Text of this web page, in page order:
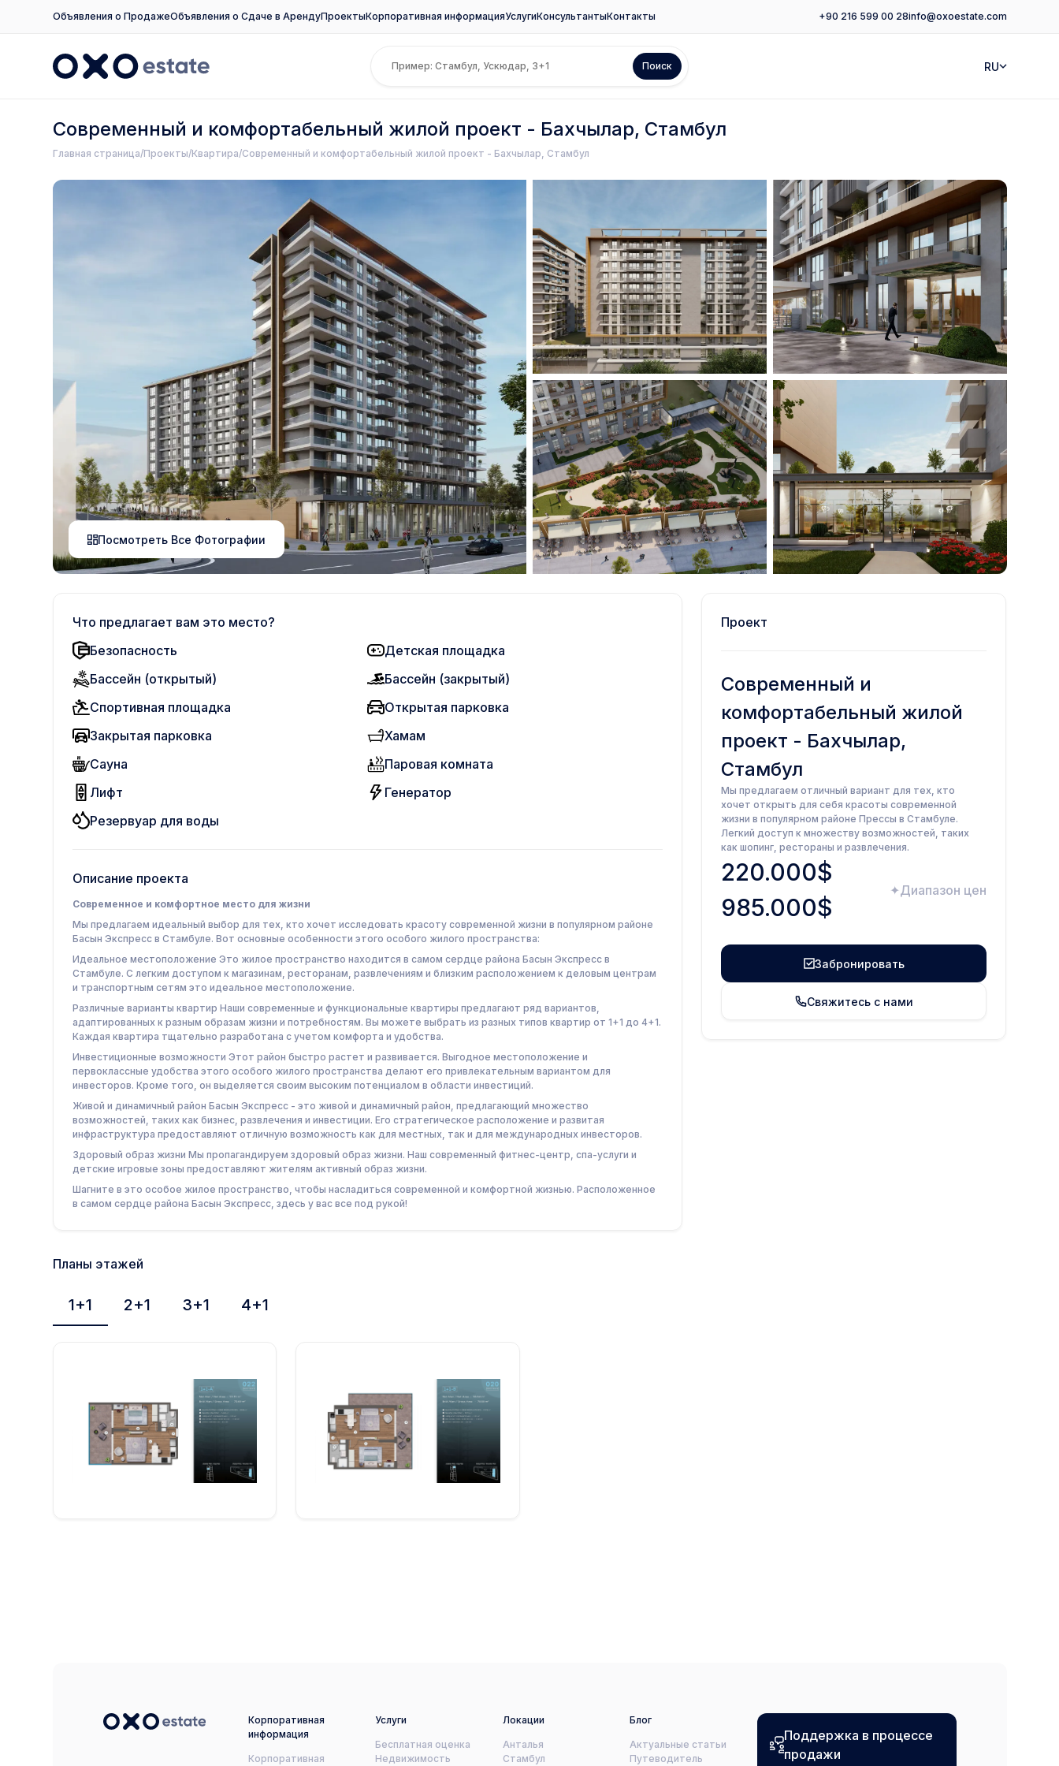
Объявления о ПродажеОбъявления о Сдаче в АрендуПроектыКорпоративная информацияУслугиКонсультантыКонтакты +90 216 599 00 28info@oxoestate.com
Поиск RU
Современный и комфортабельный жилой проект - Бахчылар, Стамбул
Главная страница Проекты Квартира Современный и комфортабельный жилой проект - Бахчылар, Стамбул
Посмотреть Все Фотографии
Что предлагает вам это место?
Безопасность
Детская площадка
Бассейн (открытый)
Бассейн (закрытый)
Спортивная площадка
Открытая парковка
Закрытая парковка
Хамам
Сауна
Паровая комната
Лифт
Генератор
Резервуар для воды
Описание проекта
Современное и комфортное место для жизни
Мы предлагаем идеальный выбор для тех, кто хочет исследовать красоту современной жизни в популярном районе
Басын Экспресс в Стамбуле. Вот основные особенности этого особого жилого пространства:
Идеальное местоположение Это жилое пространство находится в самом сердце района Басын Экспресс в
Стамбуле. С легким доступом к магазинам, ресторанам, развлечениям и близким расположением к деловым центрам
и транспортным сетям это идеальное местоположение.
Различные варианты квартир Наши современные и функциональные квартиры предлагают ряд вариантов,
адаптированных к разным образам жизни и потребностям. Вы можете выбрать из разных типов квартир от 1+1 до 4+1.
Каждая квартира тщательно разработана с учетом комфорта и удобства.
Инвестиционные возможности Этот район быстро растет и развивается. Выгодное местоположение и
первоклассные удобства этого особого жилого пространства делают его привлекательным вариантом для
инвесторов. Кроме того, он выделяется своим высоким потенциалом в области инвестиций.
Живой и динамичный район Басын Экспресс - это живой и динамичный район, предлагающий множество
возможностей, таких как бизнес, развлечения и инвестиции. Его стратегическое расположение и развитая
инфраструктура предоставляют отличную возможность как для местных, так и для международных инвесторов.
Здоровый образ жизни Мы пропагандируем здоровый образ жизни. Наш современный фитнес-центр, спа-услуги и
детские игровые зоны предоставляют жителям активный образ жизни.
Шагните в это особое жилое пространство, чтобы насладиться современной и комфортной жизнью. Расположенное
в самом сердце района Басын Экспресс, здесь у вас все под рукой!
Проект
Современный и
комфортабельный жилой
проект - Бахчылар,
Стамбул
Мы предлагаем отличный вариант для тех, кто
хочет открыть для себя красоты современной
жизни в популярном районе Прессы в Стамбуле.
Легкий доступ к множеству возможностей, таких
как шопинг, рестораны и развлечения.
220.000$
985.000$
Диапазон цен
Забронировать
Свяжитесь с нами
Планы этажей
1+1 2+1 3+1 4+1
Корпоративная
информация
Корпоративная
Услуги
Бесплатная оценка
Недвижимость
Локации
Анталья
Стамбул
Блог
Актуальные статьи
Путеводитель
Поддержка в процессе
продажи